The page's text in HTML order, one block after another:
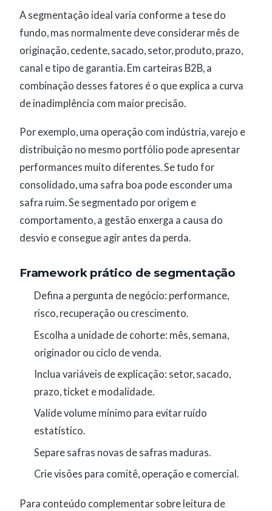
A segmentação ideal varia conforme a tese do
fundo, mas normalmente deve considerar mês de
originação, cedente, sacado, setor, produto, prazo,
canal e tipo de garantia. Em carteiras B2B, a
combinação desses fatores é o que explica a curva
de inadimplência com maior precisão.
Por exemplo, uma operação com indústria, varejo e
distribuição no mesmo portfólio pode apresentar
performances muito diferentes. Se tudo for
consolidado, uma safra boa pode esconder uma
safra ruim. Se segmentado por origem e
comportamento, a gestão enxerga a causa do
desvio e consegue agir antes da perda.
Framework prático de segmentação
Defina a pergunta de negócio: performance,
risco, recuperação ou crescimento.
Escolha a unidade de cohorte: mês, semana,
originador ou ciclo de venda.
Inclua variáveis de explicação: setor, sacado,
prazo, ticket e modalidade.
Valide volume mínimo para evitar ruído
estatístico.
Separe safras novas de safras maduras.
Crie visões para comitê, operação e comercial.
Para conteúdo complementar sobre leitura de